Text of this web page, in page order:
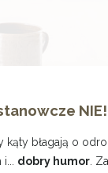
NIE!
błagają o
i... dobry humor.